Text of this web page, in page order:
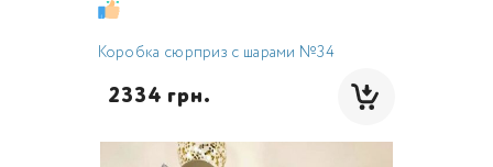
Коробка сюрприз с шарами №34
  2334 грн.